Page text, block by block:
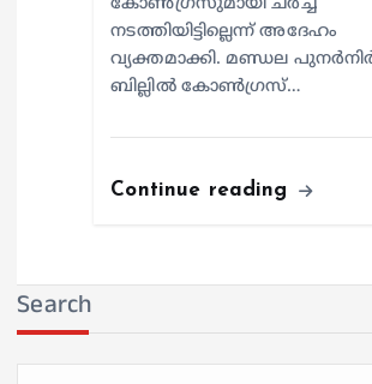
നടത്തിയിട്ടില്ലെന്ന് അദേഹം
വ്യക്തമാക്കി. മണ്ഡല
ബില്ലിൽ കോൺഗ്രസ്…
Continue reading
Search